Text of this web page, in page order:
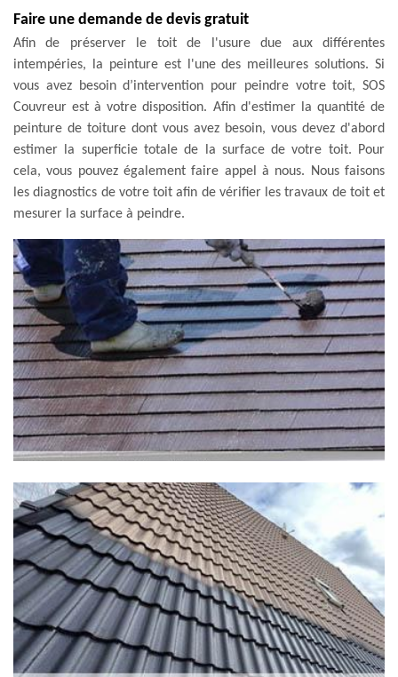
Faire une demande de devis gratuit
Afin de préserver le toit de l'usure due aux différentes
intempéries, la peinture est l'une des meilleures solutions. Si
vous avez besoin d’intervention pour peindre votre toit, SOS
Couvreur est à votre disposition. Afin d'estimer la quantité de
peinture de toiture dont vous avez besoin, vous devez d'abord
estimer la superficie totale de la surface de votre toit. Pour
cela, vous pouvez également faire appel à nous. Nous faisons
les diagnostics de votre toit afin de vérifier les travaux de toit et
mesurer la surface à peindre.